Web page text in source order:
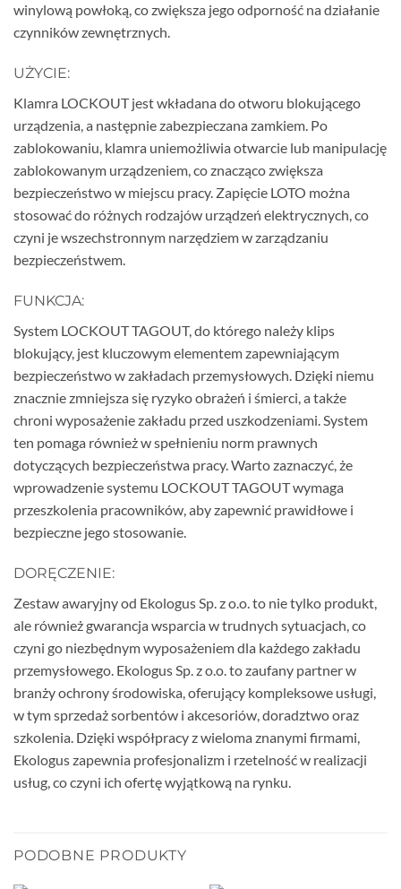
winylową powłoką, co zwiększa jego odporność na działanie
czynników zewnętrznych.
UŻYCIE:
Klamra LOCKOUT jest wkładana do otworu blokującego
urządzenia, a następnie zabezpieczana zamkiem. Po
zablokowaniu, klamra uniemożliwia otwarcie lub manipulację
zablokowanym urządzeniem, co znacząco zwiększa
bezpieczeństwo w miejscu pracy. Zapięcie LOTO można
stosować do różnych rodzajów urządzeń elektrycznych, co
czyni je wszechstronnym narzędziem w zarządzaniu
bezpieczeństwem.
FUNKCJA:
System LOCKOUT TAGOUT, do którego należy klips
blokujący, jest kluczowym elementem zapewniającym
bezpieczeństwo w zakładach przemysłowych. Dzięki niemu
znacznie zmniejsza się ryzyko obrażeń i śmierci, a także
chroni wyposażenie zakładu przed uszkodzeniami. System
ten pomaga również w spełnieniu norm prawnych
dotyczących bezpieczeństwa pracy. Warto zaznaczyć, że
wprowadzenie systemu LOCKOUT TAGOUT wymaga
przeszkolenia pracowników, aby zapewnić prawidłowe i
bezpieczne jego stosowanie.
DORĘCZENIE:
Zestaw awaryjny od Ekologus Sp. z o.o. to nie tylko produkt,
ale również gwarancja wsparcia w trudnych sytuacjach, co
czyni go niezbędnym wyposażeniem dla każdego zakładu
przemysłowego. Ekologus Sp. z o.o. to zaufany partner w
branży ochrony środowiska, oferujący kompleksowe usługi,
w tym sprzedaż sorbentów i akcesoriów, doradztwo oraz
szkolenia. Dzięki współpracy z wieloma znanymi firmami,
Ekologus zapewnia profesjonalizm i rzetelność w realizacji
usług, co czyni ich ofertę wyjątkową na rynku.
PODOBNE PRODUKTY